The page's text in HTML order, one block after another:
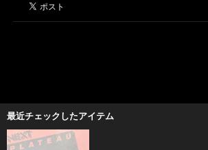
最近チェックしたアイテム